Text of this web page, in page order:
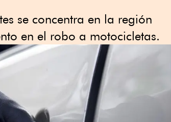
se concentra en la región
en el robo a motocicletas.